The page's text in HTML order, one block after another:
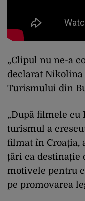
„Clipul nu ne-a
declarat
Turismului din
„După filmele cu
turismul a
filmat în Croația,
țări ca destinație
motivele pentru
pe promovarea